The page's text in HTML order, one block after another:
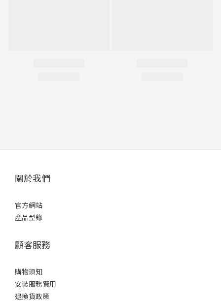
關於我們
官方網站
產品型錄
顧客服務
購物須知
安裝服務費用
退換貨政策